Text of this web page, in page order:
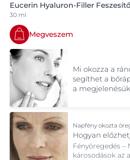
Eucerin Hyaluron-Filler
30 ml
Megveszem
Mi okozza a
segíthet a
a
Napfény okozta
Hogyan
Fényöregedés –
károsodások az